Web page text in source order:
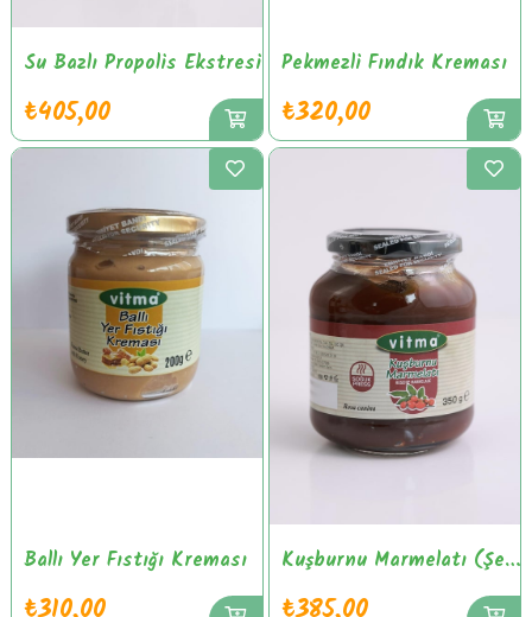
Su Bazlı Propolis Ekstresi
₺405,00
Pekmezli Fındık Kreması
₺320,00
Ballı Yer Fıstığı Kreması Kuşburnu Marmelatı (Şeker İlavesiz)